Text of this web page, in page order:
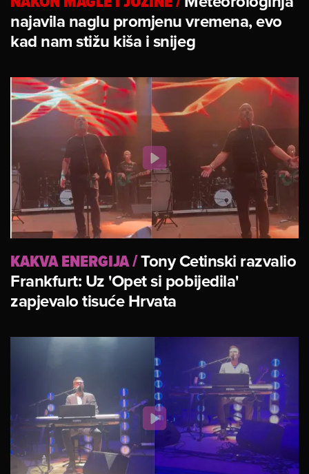
najavila naglu promjenu vremena, evo
kad nam stižu kiša i snijeg
KAKVA ENERGIJA/Tony Cetinski razvalio
Frankfurt: Uz 'Opet si pobijedila'
zapjevalo tisuće Hrvata